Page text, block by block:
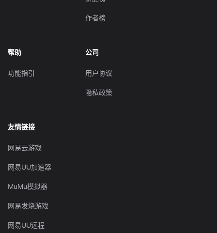
作者榜
帮助
功能指引
公司
用户协议
隐私政策
友情链接
网易云游戏
网易UU加速器
MuMu模拟器
网易发烧游戏
网易UU远程